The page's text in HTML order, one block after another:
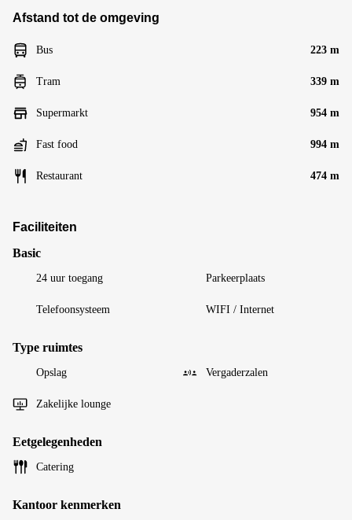
Afstand tot de omgeving
Bus 223 m
Tram 339 m
Supermarkt 954 m
Fast food 994 m
Restaurant 474 m
Faciliteiten
Basic
24 uur toegang Parkeerplaats
Telefoonsysteem WIFI / Internet
Type ruimtes
Opslag Vergaderzalen
Zakelijke lounge
Eetgelegenheden
Catering
Kantoor kenmerken